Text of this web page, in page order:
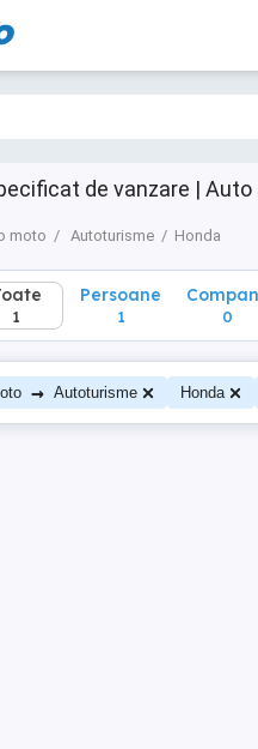
de vanzare |
moto Autoturisme Honda
1
Persoane
1 0
→ Autoturisme Honda